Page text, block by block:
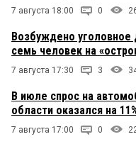
7 августа 18:00 0
Возбуждено
семь человек на
7 августа 17:30 3
В июле спрос на
области оказался на
7 августа 17:00 0